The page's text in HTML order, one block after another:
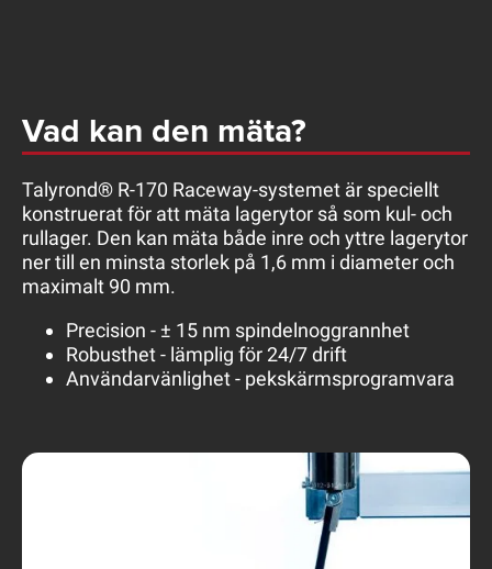
Vad kan den mäta?
Talyrond® R-170 Raceway-systemet är speciellt
konstruerat för att mäta lagerytor så som kul- och
rullager. Den kan mäta både inre och yttre lagerytor
ner till en minsta storlek på 1,6 mm i diameter och
maximalt 90 mm.
Precision - ± 15 nm spindelnoggrannhet
Robusthet - lämplig för 24/7 drift
Användarvänlighet - pekskärmsprogramvara